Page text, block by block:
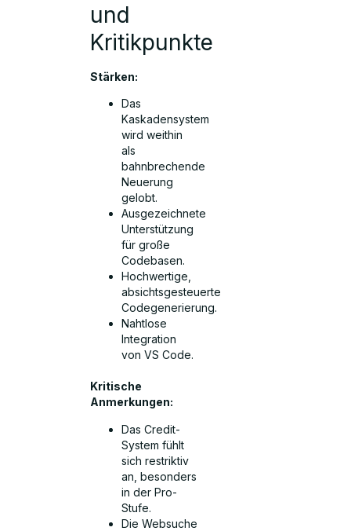
und
Kritikpunkte
Stärken:
Das
Kaskadensystem
wird weithin
als
bahnbrechende
Neuerung
gelobt.
Ausgezeichnete
Unterstützung
für große
Codebasen.
Hochwertige,
absichtsgesteuerte
Codegenerierung.
Nahtlose
Integration
von VS Code.
Kritische
Anmerkungen:
Das Credit-
System fühlt
sich restriktiv
an, besonders
in der Pro-
Stufe.
Die Websuche